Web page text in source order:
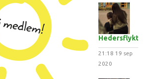
Hedersflykten
21:18 19 sep
2020